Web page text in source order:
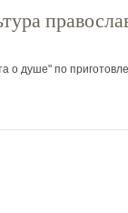
о душе" по